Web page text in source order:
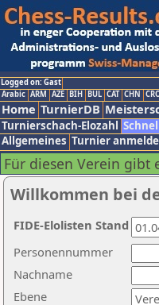
Logged on: Gast
Arabic ARM AZE BIH BUL CAT CHN
Home TurnierDB
Turnierschach-Elozahl
Allgemeines Turnier
Für diesen Verein gibt
Willkommen bei
Nachname
Ebene
Personennummer
FIDE-Elolisten Stand